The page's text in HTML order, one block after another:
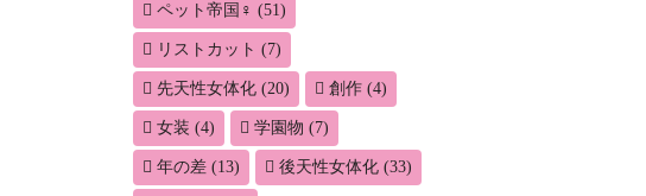
ペット帝国♀ (51)
リストカット (7)
先天性女体化 (20) 創作 (4)
女装 (4) 学園物 (7)
年の差 (13) 後天性女体化 (33)